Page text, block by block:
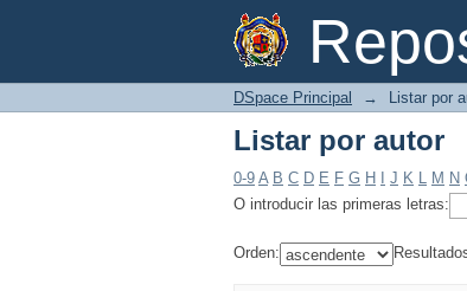
Listar por autor
DSpace Principal → Listar por
Listar por autor
0-9 A B C D E F G H J K L M N
O introducir las primeras letras:
Orden: